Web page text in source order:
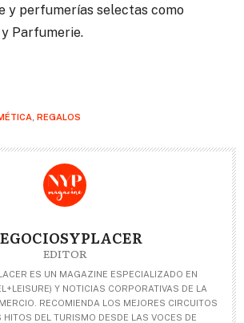
y perfumerías selectas como
y Parfumerie.
REGALOS
EDITOR
ES UN MAGAZINE ESPECIALIZADO EN
Y NOTICIAS CORPORATIVAS DE LA
RECOMIENDA LOS MEJORES CIRCUITOS
HITOS DEL TURISMO DESDE LAS VOCES DE